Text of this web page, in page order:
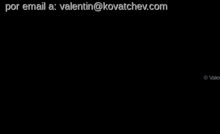
por email a: valentin@kovatchev.com
©